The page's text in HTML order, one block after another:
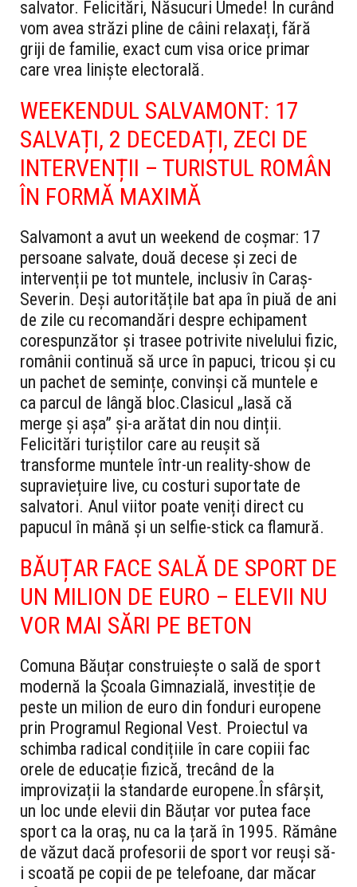
salvator. Felicitări, Năsucuri Umede! În curând
vom avea străzi pline de câini relaxați, fără
griji de familie, exact cum visa orice primar
care vrea liniște electorală.
WEEKENDUL SALVAMONT: 17
SALVAȚI, 2 DECEDAȚI, ZECI DE
INTERVENȚII – TURISTUL ROMÂN
ÎN FORMĂ MAXIMĂ
Salvamont a avut un weekend de coșmar: 17
persoane salvate, două decese și zeci de
intervenții pe tot muntele, inclusiv în Caraș-
Severin. Deși autoritățile bat apa în piuă de ani
de zile cu recomandări despre echipament
corespunzător și trasee potrivite nivelului fizic,
românii continuă să urce în papuci, tricou și cu
un pachet de semințe, convinși că muntele e
ca parcul de lângă bloc.Clasicul „lasă că
merge și așa” și-a arătat din nou dinții.
Felicitări turiștilor care au reușit să
transforme muntele într-un reality-show de
supraviețuire live, cu costuri suportate de
salvatori. Anul viitor poate veniți direct cu
papucul în mână și un selfie-stick ca flamură.
BĂUȚAR FACE SALĂ DE SPORT DE
UN MILION DE EURO – ELEVII NU
VOR MAI SĂRI PE BETON
Comuna Băuțar construiește o sală de sport
modernă la Școala Gimnazială, investiție de
peste un milion de euro din fonduri europene
prin Programul Regional Vest. Proiectul va
schimba radical condițiile în care copiii fac
orele de educație fizică, trecând de la
improvizații la standarde europene.În sfârșit,
un loc unde elevii din Băuțar vor putea face
sport ca la oraș, nu ca la țară în 1995. Rămâne
de văzut dacă profesorii de sport vor reuși să-
i scoată pe copii de pe telefoane, dar măcar